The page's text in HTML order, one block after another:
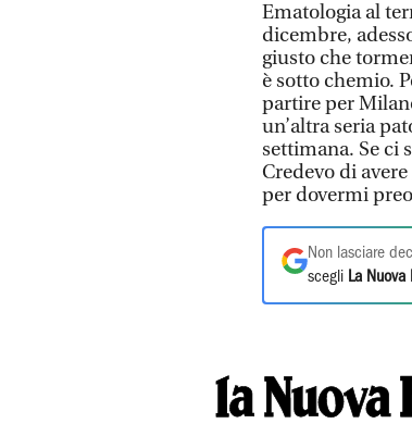
Ematologia al
dicembre,
giusto che
è sotto chemio.
partire per
un’altra seria
settimana. Se ci
Credevo di
per dovermi
Non lasciare
scegli La Nuova